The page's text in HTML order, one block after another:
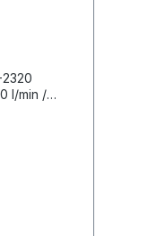
l/min /